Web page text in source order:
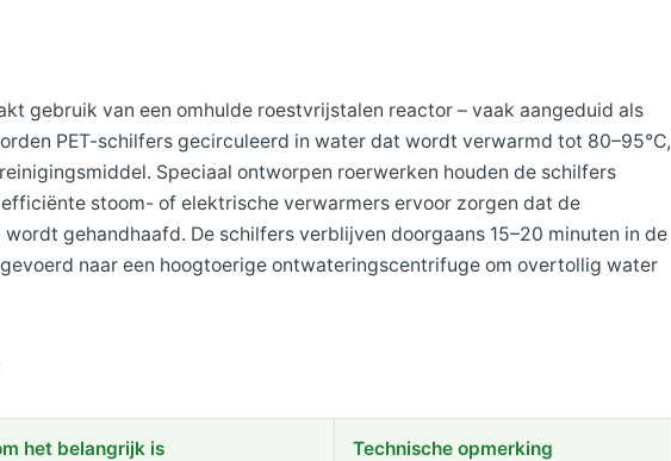
gebruik van een omhulde roestvrijstalen reactor – vaak aangeduid als
PET-schilfers gecirculeerd in water dat wordt verwarmd tot 80–95°C,
Speciaal ontworpen roerwerken houden de schilfers
stoom- of elektrische verwarmers ervoor zorgen dat de
gehandhaafd. De schilfers verblijven doorgaans 15–20 minuten in de
naar een hoogtoerige ontwateringscentrifuge om overtollig water
het belangrijk is Technische opmerking